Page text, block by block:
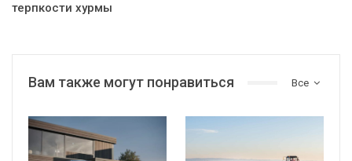
терпкости хурмы
Все
Вам также могут понравиться